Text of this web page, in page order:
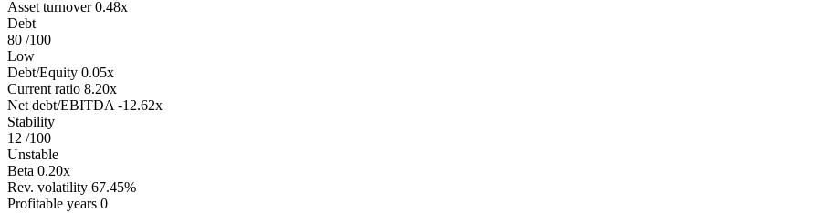
Asset turnover 0.48x
Debt
80 /100
Low
Debt/Equity 0.05x
Current ratio 8.20x
Net debt/EBITDA -12.62x
Stability
12 /100
Unstable
Beta 0.20x
Rev. volatility 67.45%
Profitable years 0